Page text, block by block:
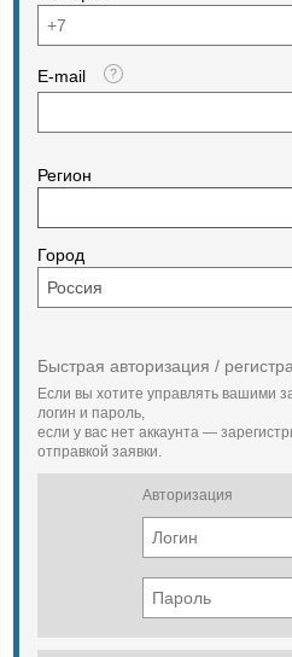
E-mail
Регион
Город
Быстрая авторизация /
Если вы хотите управлять вашими
логин и пароль,
если у вас нет аккаунта —
отправкой заявки.
Авторизация